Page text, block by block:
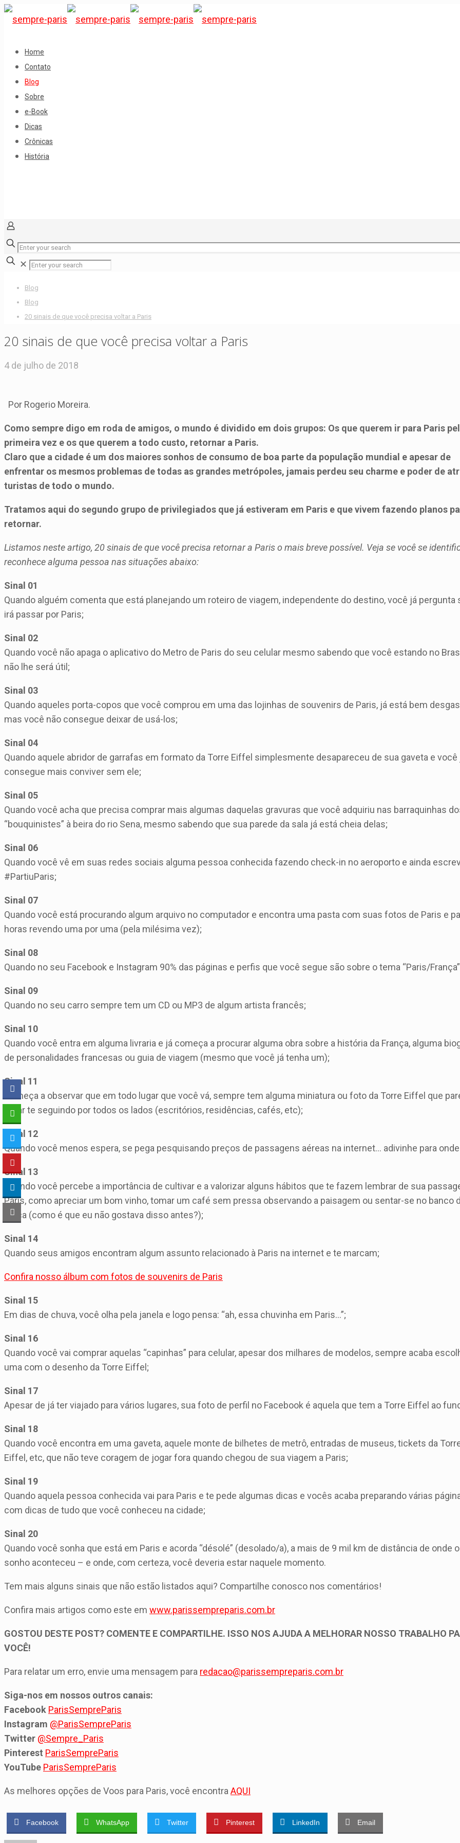
Home
Contato
Blog
Sobre
e-Book
Dicas
Crônicas
História
✕
Blog
Blog
20 sinais de que você precisa voltar a Paris
20 sinais de que você precisa voltar a Paris
4 de julho de 2018
Por Rogerio Moreira.
Como sempre digo em roda de amigos, o mundo é dividido em dois grupos: Os que querem ir para Paris
primeira vez e os que querem a todo custo, retornar a Paris.
Claro que a cidade é um dos maiores sonhos de consumo de boa parte da população mundial e apesar de
enfrentar os mesmos problemas de todas as grandes metrópoles, jamais perdeu seu charme e poder de
turistas de todo o mundo.
Tratamos aqui do segundo grupo de privilegiados que já estiveram em Paris e que vivem fazendo planos
retornar.
Listamos neste artigo, 20 sinais de que você precisa retornar a Paris o mais breve possível. Veja se você se
reconhece alguma pessoa nas situações abaixo:
Sinal 01
Quando alguém comenta que está planejando um roteiro de viagem, independente do destino, você já pergunta
irá passar por Paris;
Sinal 02
Quando você não apaga o aplicativo do Metro de Paris do seu celular mesmo sabendo que você estando no
não lhe será útil;
Sinal 03
Quando aqueles porta-copos que você comprou em uma das lojinhas de souvenirs de Paris, já está bem
mas você não consegue deixar de usá-los;
Sinal 04
Quando aquele abridor de garrafas em formato da Torre Eiffel simplesmente desapareceu de sua gaveta e você
consegue mais conviver sem ele;
Sinal 05
Quando você acha que precisa comprar mais algumas daquelas gravuras que você adquiriu nas barraquinhas
“bouquinistes” à beira do rio Sena, mesmo sabendo que sua parede da sala já está cheia delas;
Sinal 06
Quando você vê em suas redes sociais alguma pessoa conhecida fazendo check-in no aeroporto e ainda
#PartiuParis;
Sinal 07
Quando você está procurando algum arquivo no computador e encontra uma pasta com suas fotos de Paris e
horas revendo uma por uma (pela milésima vez);
Sinal 08
Quando no seu Facebook e Instagram 90% das páginas e perfis que você segue são sobre o tema “Paris/
Sinal 09
Quando no seu carro sempre tem um CD ou MP3 de algum artista francês;
Sinal 10
Quando você entra em alguma livraria e já começa a procurar alguma obra sobre a história da França, alguma
de personalidades francesas ou guia de viagem (mesmo que você já tenha um);
Sinal 11
Começa a observar que em todo lugar que você vá, sempre tem alguma miniatura ou foto da Torre Eiffel que
estar te seguindo por todos os lados (escritórios, residências, cafés, etc);
Sinal 12
Quando você menos espera, se pega pesquisando preços de passagens aéreas na internet… adivinhe para
Sinal 13
Quando você percebe a importância de cultivar e a valorizar alguns hábitos que te fazem lembrar de sua
Paris, como apreciar um bom vinho, tomar um café sem pressa observando a paisagem ou sentar-se no banco
praça (como é que eu não gostava disso antes?);
Sinal 14
Quando seus amigos encontram algum assunto relacionado à Paris na internet e te marcam;
Confira nosso álbum com fotos de souvenirs de Paris
Sinal 15
Em dias de chuva, você olha pela janela e logo pensa: “ah, essa chuvinha em Paris…”;
Sinal 16
Quando você vai comprar aquelas “capinhas” para celular, apesar dos milhares de modelos, sempre acaba
uma com o desenho da Torre Eiffel;
Sinal 17
Apesar de já ter viajado para vários lugares, sua foto de perfil no Facebook é aquela que tem a Torre Eiffel ao
Sinal 18
Quando você encontra em uma gaveta, aquele monte de bilhetes de metrô, entradas de museus, tickets da
Eiffel, etc, que não teve coragem de jogar fora quando chegou de sua viagem a Paris;
Sinal 19
Quando aquela pessoa conhecida vai para Paris e te pede algumas dicas e vocês acaba preparando várias
com dicas de tudo que você conheceu na cidade;
Sinal 20
Quando você sonha que está em Paris e acorda “désolé” (desolado/a), a mais de 9 mil km de distância de onde o
sonho aconteceu – e onde, com certeza, você deveria estar naquele momento.
Tem mais alguns sinais que não estão listados aqui? Compartilhe conosco nos comentários!
Confira mais artigos como este em www.parissempreparis.com.br
GOSTOU DESTE POST? COMENTE E COMPARTILHE. ISSO NOS AJUDA A MELHORAR NOSSO TRABALHO
VOCÊ!
Para relatar um erro, envie uma mensagem para redacao@parissempreparis.com.br
Siga-nos em nossos outros canais:
Facebook ParisSempreParis
Instagram @ParisSempreParis
Twitter @Sempre_Paris
Pinterest ParisSempreParis
YouTube ParisSempreParis
As melhores opções de Voos para Paris, você encontra AQUI
Facebook WhatsApp Twitter Pinterest LinkedIn Email